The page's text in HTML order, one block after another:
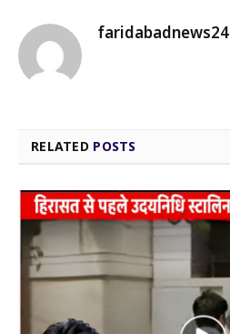
faridabadnews24
RELATED POSTS